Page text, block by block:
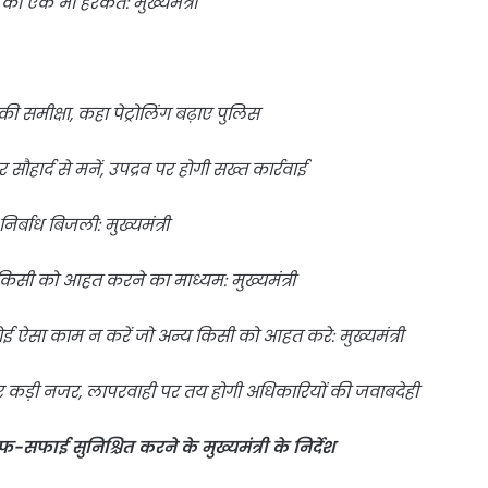
समीक्षा, कहा पेट्रोलिंग बढ़ाए पुलिस
से मनें, उपद्रव पर होगी सख्त कार्रवाई
बिजली: मुख्यमंत्री
किसी को आहत करने का माध्यम: मुख्यमंत्री
ऐसा काम न करें जो अन्य किसी को आहत करे: मुख्यमंत्री
नजर, लापरवाही पर तय होगी अधिकारियों की जवाबदेही
सफाई सुनिश्चित करने के मुख्यमंत्री के निर्देश